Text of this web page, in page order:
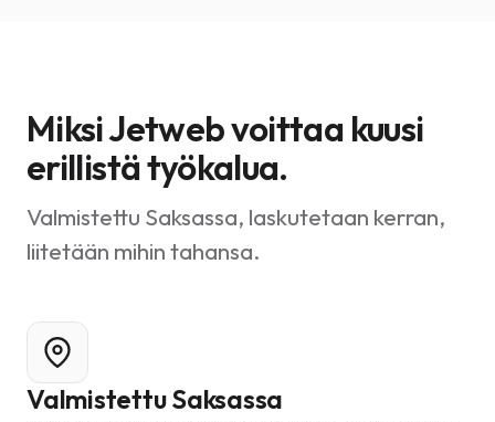
Miksi Jetweb voittaa kuusi
erillistä työkalua.
Valmistettu Saksassa, laskutetaan kerran,
liitetään mihin tahansa.
Valmistettu Saksassa